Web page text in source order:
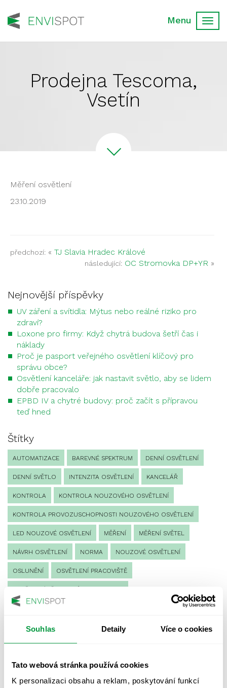
Souhlas Detaily Více o cookies
Tato webová stránka používá cookies
K personalizaci obsahu a reklam, poskytování funkcí
Prodejna Tescoma,
Vsetín
Měření osvětlení
23.10.2019
předchozí: « TJ Slavia Hradec Králové
následující: OC Stromovka DP+YR »
Nejnovější příspěvky
UV záření a svítidla: Mýtus nebo reálné riziko pro
zdraví?
Loxone pro firmy: Když chytrá budova šetří čas i
náklady
Proč je pasport veřejného osvětlení klíčový pro
správu obce?
Osvětlení kanceláře: jak nastavit světlo, aby se lidem
dobře pracovalo
EPBD IV a chytré budovy: proč začít s přípravou
teď hned
Štítky
AUTOMATIZACE BAREVNÉ SPEKTRUM DENNÍ OSVĚTLENÍ
DENNÍ SVĚTLO INTENZITA OSVĚTLENÍ KANCELÁŘ
KONTROLA KONTROLA NOUZOVÉHO OSVĚTLENÍ
KONTROLA PROVOZUSCHOPNOSTI NOUZOVÉHO OSVĚTLENÍ
LED NOUZOVÉ OSVĚTLENÍ MĚŘENÍ MĚŘENÍ SVĚTEL
NÁVRH OSVĚTLENÍ NORMA NOUZOVÉ OSVĚTLENÍ
OSLUNĚNÍ OSVĚTLENÍ PRACOVIŠTĚ
OSVĚTLENÍ SPORTOVIŠŤ
PROTIPANICKÉ OSVĚTLENÍ
PROVOZNÍ DENÍK NOUZOVÉHO OSVĚTLENÍ
REVIZE NOUZOVÉHO OSVĚTLENÍ ŘÍZENÍ
UMĚLÉ OSVĚTLENÍ VEŘEJNÉ OSVĚTLENÍ